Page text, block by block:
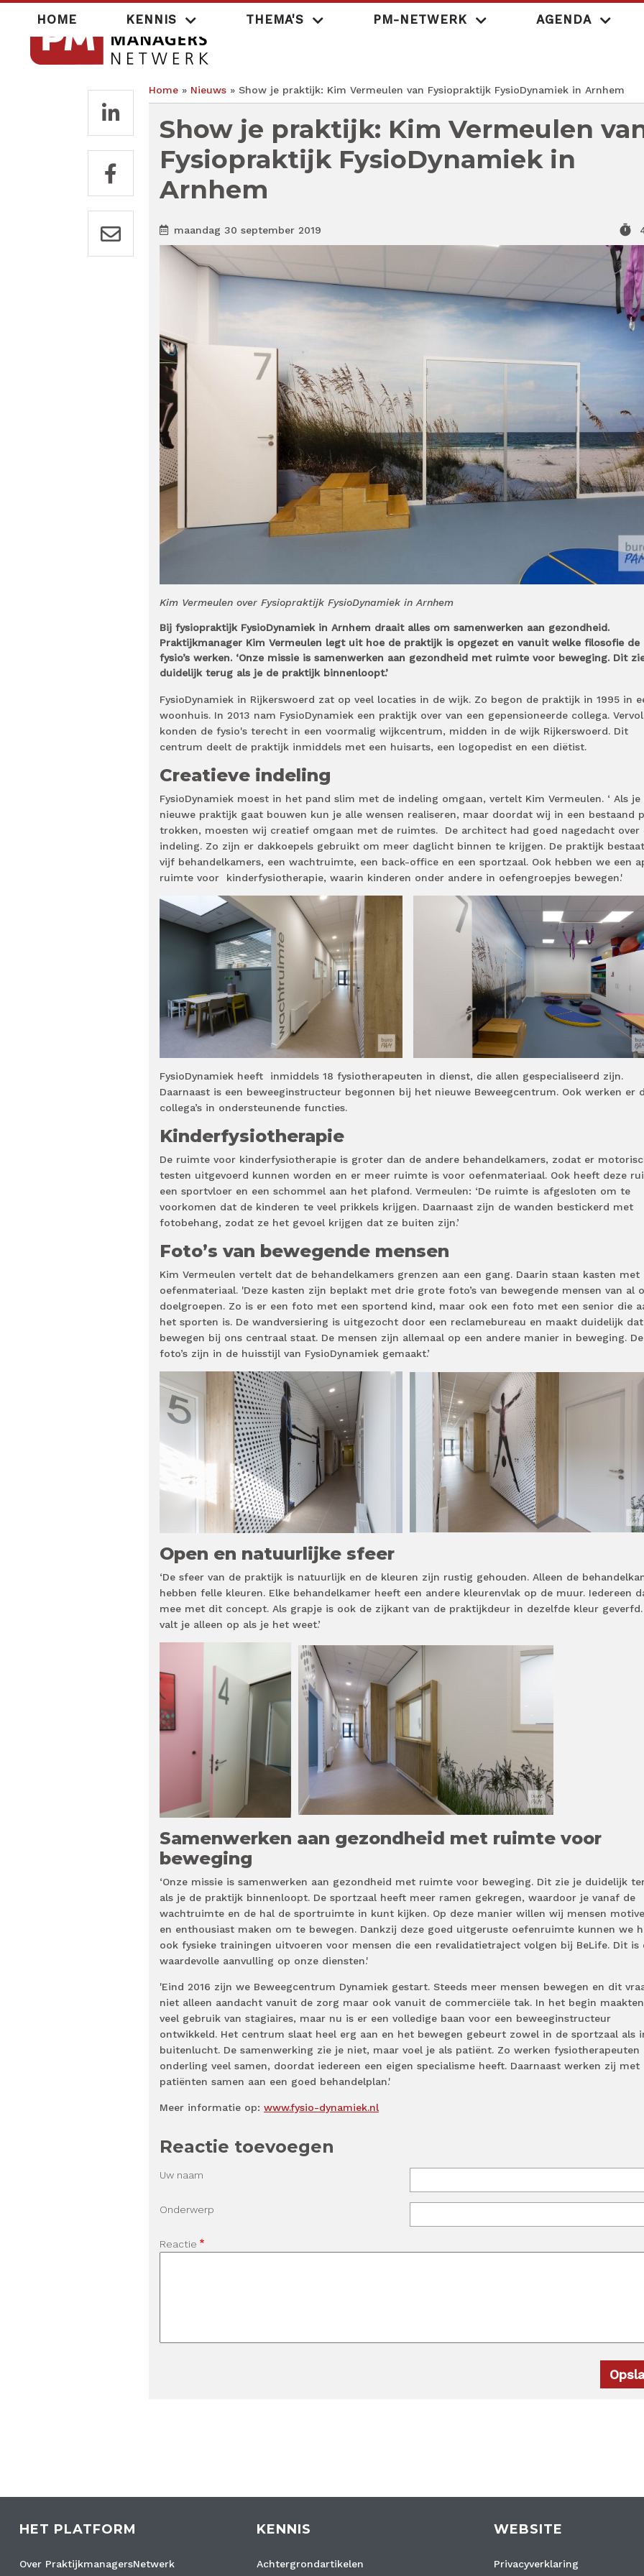
Hoofdnavigatie
HOME KENNIS THEMA'S PM-NETWERK AGENDA
Home Nieuws Show je praktijk: Kim Vermeulen van Fysiopraktijk FysioDynamiek in Arnhem
Show je praktijk: Kim Vermeulen
Fysiopraktijk FysioDynamiek in
Arnhem
maandag 30 september 2019 timer
Kim Vermeulen over Fysiopraktijk FysioDynamiek in Arnhem
Bij fysiopraktijk FysioDynamiek in Arnhem draait alles om samenwerken aan gezondheid.
Praktijkmanager Kim Vermeulen legt uit hoe de praktijk is opgezet en vanuit welke filosofie de
fysio’s werken. ‘Onze missie is samenwerken aan gezondheid met ruimte voor beweging. Dit
duidelijk terug als je de praktijk binnenloopt.’
FysioDynamiek in Rijkerswoerd zat op veel locaties in de wijk. Zo begon de praktijk in 1995 in
woonhuis. In 2013 nam FysioDynamiek een praktijk over van een gepensioneerde collega.
konden de fysio's terecht in een voormalig wijkcentrum, midden in de wijk Rijkerswoerd. Dit
centrum deelt de praktijk inmiddels met een huisarts, een logopedist en een diëtist.
Creatieve indeling
FysioDynamiek moest in het pand slim met de indeling omgaan, vertelt Kim Vermeulen. ‘ Als je
nieuwe praktijk gaat bouwen kun je alle wensen realiseren, maar doordat wij in een bestaand
trokken, moesten wij creatief omgaan met de ruimtes. De architect had goed nagedacht over
indeling. Zo zijn er dakkoepels gebruikt om meer daglicht binnen te krijgen. De praktijk
vijf behandelkamers, een wachtruimte, een back-office en een sportzaal. Ook hebben we een
ruimte voor kinderfysiotherapie, waarin kinderen onder andere in oefengroepjes bewegen.'
FysioDynamiek heeft inmiddels 18 fysiotherapeuten in dienst, die allen gespecialiseerd zijn.
Daarnaast is een beweeginstructeur begonnen bij het nieuwe Beweegcentrum. Ook werken er
collega’s in ondersteunende functies.
Kinderfysiotherapie
De ruimte voor kinderfysiotherapie is groter dan de andere behandelkamers, zodat er
testen uitgevoerd kunnen worden en er meer ruimte is voor oefenmateriaal. Ook heeft deze
een sportvloer en een schommel aan het plafond. Vermeulen: ‘De ruimte is afgesloten om te
voorkomen dat de kinderen te veel prikkels krijgen. Daarnaast zijn de wanden bestickerd met
fotobehang, zodat ze het gevoel krijgen dat ze buiten zijn.’
Foto’s van bewegende mensen
Kim Vermeulen vertelt dat de behandelkamers grenzen aan een gang. Daarin staan kasten met
oefenmateriaal. 'Deze kasten zijn beplakt met drie grote foto’s van bewegende mensen van al
doelgroepen. Zo is er een foto met een sportend kind, maar ook een foto met een senior die
het sporten is. De wandversiering is uitgezocht door een reclamebureau en maakt duidelijk dat
bewegen bij ons centraal staat. De mensen zijn allemaal op een andere manier in beweging. De
foto’s zijn in de huisstijl van FysioDynamiek gemaakt.’
Open en natuurlijke sfeer
‘De sfeer van de praktijk is natuurlijk en de kleuren zijn rustig gehouden. Alleen de
hebben felle kleuren. Elke behandelkamer heeft een andere kleurenvlak op de muur. Iedereen
mee met dit concept. Als grapje is ook de zijkant van de praktijkdeur in dezelfde kleur
valt je alleen op als je het weet.’
Samenwerken aan gezondheid met ruimte voor
beweging
‘Onze missie is samenwerken aan gezondheid met ruimte voor beweging. Dit zie je duidelijk
als je de praktijk binnenloopt. De sportzaal heeft meer ramen gekregen, waardoor je vanaf de
wachtruimte en de hal de sportruimte in kunt kijken. Op deze manier willen wij mensen
en enthousiast maken om te bewegen. Dankzij deze goed uitgeruste oefenruimte kunnen we
ook fysieke trainingen uitvoeren voor mensen die een revalidatietraject volgen bij BeLife. Dit is
waardevolle aanvulling op onze diensten.'
'Eind 2016 zijn we Beweegcentrum Dynamiek gestart. Steeds meer mensen bewegen en dit
niet alleen aandacht vanuit de zorg maar ook vanuit de commerciële tak. In het begin
veel gebruik van stagiaires, maar nu is er een volledige baan voor een beweeginstructeur
ontwikkeld. Het centrum slaat heel erg aan en het bewegen gebeurt zowel in de sportzaal als
buitenlucht. De samenwerking zie je niet, maar voel je als patiënt. Zo werken fysiotherapeuten
onderling veel samen, doordat iedereen een eigen specialisme heeft. Daarnaast werken zij met
patiënten samen aan een goed behandelplan.'
Meer informatie op: www.fysio-dynamiek.nl
Reactie toevoegen
Uw naam
Onderwerp
Reactie
HET PLATFORM
Over PraktijkmanagersNetwerk
KENNIS
Achtergrondartikelen
WEBSITE
Privacyverklaring